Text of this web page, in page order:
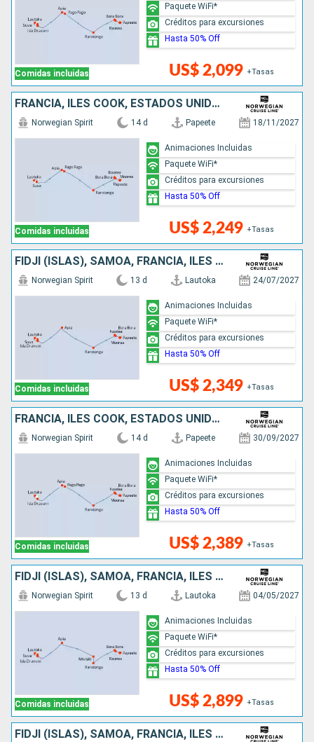
Comidas incluidas US$ 2,099 +Tasas
Paquete WiFi*
Créditos para excursiones
Hasta 50% Off
FRANCIA, ILES COOK, ESTADOS UNIDOS, SAMOA, FIDJI (ISLAS)
Comidas incluidas
Norwegian Spirit 14 d Papeete 18/11/2027
US$ 2,249 +Tasas
Animaciones Incluidas
Paquete WiFi*
Créditos para excursiones
Hasta 50% Off
FIDJI (ISLAS), SAMOA, FRANCIA, ILES COOK
Comidas incluidas
Norwegian Spirit 13 d Lautoka 24/07/2027
US$ 2,349 +Tasas
Animaciones Incluidas
Paquete WiFi*
Créditos para excursiones
Hasta 50% Off
FRANCIA, ILES COOK, ESTADOS UNIDOS, SAMOA, FIDJI (ISLAS)
Comidas incluidas
Norwegian Spirit 14 d Papeete 30/09/2027
US$ 2,389 +Tasas
Animaciones Incluidas
Paquete WiFi*
Créditos para excursiones
Hasta 50% Off
FIDJI (ISLAS), SAMOA, FRANCIA, ILES COOK
Comidas incluidas
Norwegian Spirit 13 d Lautoka 04/05/2027
US$ 2,899 +Tasas
Animaciones Incluidas
Paquete WiFi*
Créditos para excursiones
Hasta 50% Off
FIDJI (ISLAS), SAMOA, FRANCIA, ILES COOK